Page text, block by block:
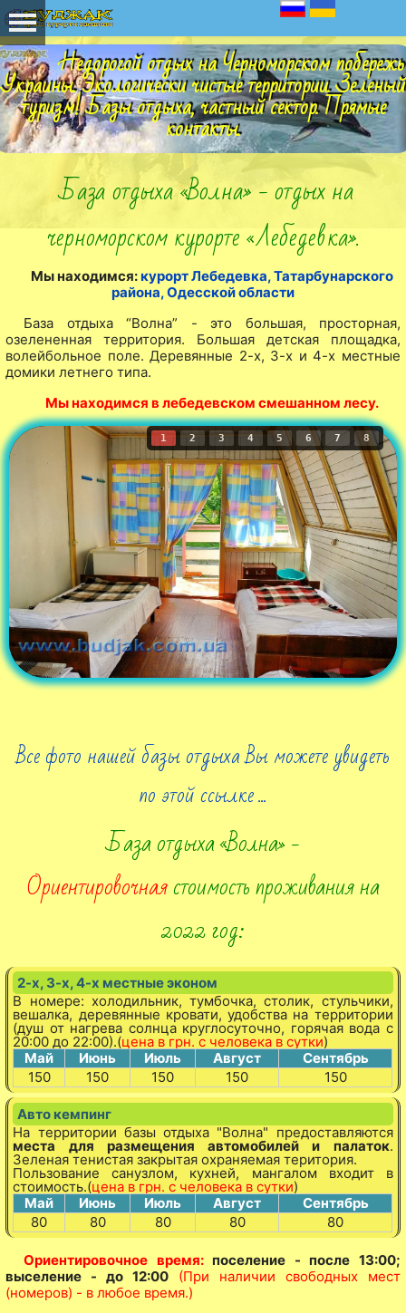
Недорогой отдых на Черноморском
Украины. Экологически чистые территории. Зеленый
туризм! Базы отдыха, частный сектор. Прямые
контакты.
База отдыха «Волна» - отдых на
черноморском курорте «Лебедевка».
Мы находимся:курорт Лебедевка, Татарбунарского
района, Одесской области
База отдыха “Волна” - это большая, просторная,
озелененная территория. Большая детская площадка,
волейбольное поле. Деревянные 2-х, 3-х и 4-х местные
домики летнего типа.
Мы находимся в лебедевском смешанном лесу.
1 2 3 4 5 6 7 8
Все фото нашей базы отдыха Вы можете увидеть
по этой ссылке ...
База отдыха «Волна» -
Ориентировочнаястоимость проживания на
2022 год:
2-х, 3-х, 4-х местные эконом
В номере: холодильник, тумбочка, столик, стульчики,
вешалка, деревянные кровати, удобства на территории
(душ от нагрева солнца круглосуточно, горячая вода с
20:00 до 22:00).(цена в грн. с человека в сутки)
Май
Июнь Июль Август
Сентябрь
150
150 150 150 150
Авто кемпинг
На территории базы отдыха "Волна" предоставляются
места для размещения автомобилей и палаток.
Зеленая тенистая закрытая охраняемая територия.
Пользование санузлом, кухней, мангалом входит в
стоимость.(цена в грн. с человека в сутки)
Май
Июнь Июль Август
Сентябрь
80
80 80 80 80
Ориентировочное время:поселение - после 13:00;
выселение - до 12:00 (При наличии свободных мест
(номеров) - в любое время.)